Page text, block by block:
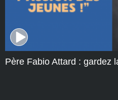
Père Fabio Attard : gardez